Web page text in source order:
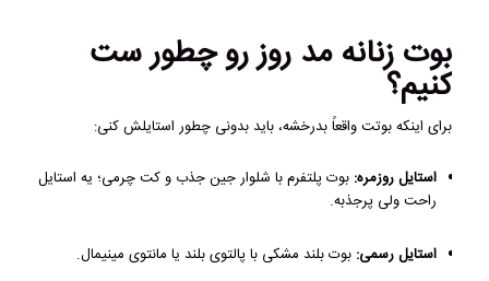
بوت زنانه مد روز رو چطور ست
کنیم؟
برای اینکه بوتت واقعاً بدرخشه، باید بدونی چطور استایلش کنی:
استایل روزمره: بوت پلتفرم با شلوار جین جذب و کت چرمی؛ یه استایل
راحت ولی پرجذبه.
استایل رسمی: بوت بلند مشکی با پالتوی بلند یا مانتوی مینیمال.